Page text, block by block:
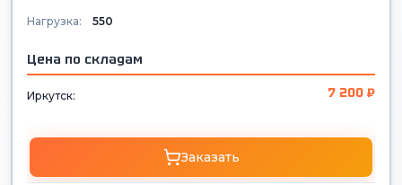
Нагрузка: 550
Цена по складам
Иркутск: 7 200 ₽
Заказать